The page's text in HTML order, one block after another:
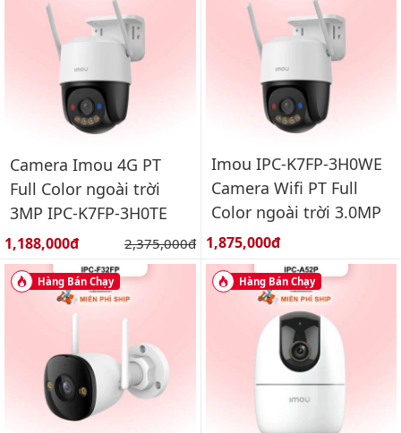
Camera Imou 4G PT
Full Color ngoài trời
3MP IPC-K7FP-3H0TE
Giá bán:
1,188,000đ Giá gốc:
2,375,000đ
Imou IPC-K7FP-3H0WE
Camera Wifi PT Full
Color ngoài trời 3.0MP
Giá bán:
1,875,000đ
Hàng Bán Chạy Hàng Bán Chạy